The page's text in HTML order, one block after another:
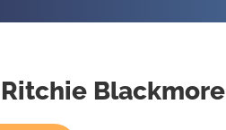
Blackmore